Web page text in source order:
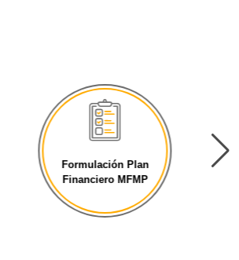
Formulación Plan
Financiero MFMP